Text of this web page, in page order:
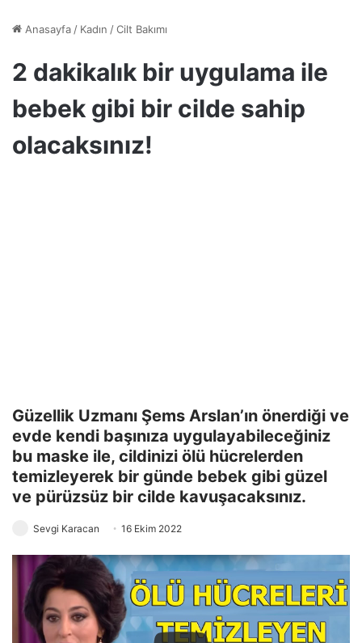
Anasayfa/ Kadın /Cilt Bakımı
2 dakikalık bir uygulama ile
bebek gibi bir cilde sahip
olacaksınız!
Güzellik Uzmanı Şems Arslan’ın önerdiği ve
evde kendi başınıza uygulayabileceğiniz
bu maske ile, cildinizi ölü hücrelerden
temizleyerek bir günde bebek gibi güzel
ve pürüzsüz bir cilde kavuşacaksınız.
Sevgi Karacan 16 Ekim 2022